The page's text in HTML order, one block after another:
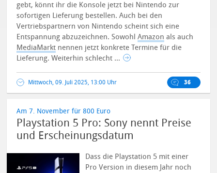
gebt, könnt ihr die Konsole jetzt bei Nintendo zur
sofortigen Lieferung bestellen. Auch bei den
Vertriebspartnern von Nintendo scheint sich eine
Entspannung abzuzeichnen. SowohlAmazon als auch
MediaMarkt nennen jetzt konkrete Termine für die
Lieferung.Weiterhin schlecht ...
Mittwoch, 09. Juli 2025, 13:00 Uhr 36
Am 7. November für 800 Euro
Playstation 5 Pro: Sony nennt Preise
und Erscheinungsdatum
Dass die Playstation 5 mit einer
Pro Version in diesem Jahr noch